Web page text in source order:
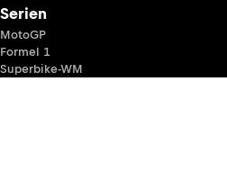
Serien
MotoGP
Formel 1
Superbike-WM